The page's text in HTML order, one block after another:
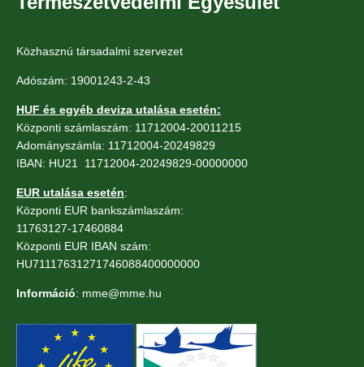
Közhasznú társadalmi szervezet
Adószám: 19001243-2-43
HUF és egyéb deviza utalása esetén:
Központi számlaszám: 11712004-20011215
Adományszámla: 11712004-20249829
IBAN: HU21 11712004-20249829-00000000
EUR utalása esetén:
Központi EUR bankszámlaszám:
11763127-17460884
Központi EUR IBAN szám:
HU71117631271746088400000000
Információ: mme@mme.hu